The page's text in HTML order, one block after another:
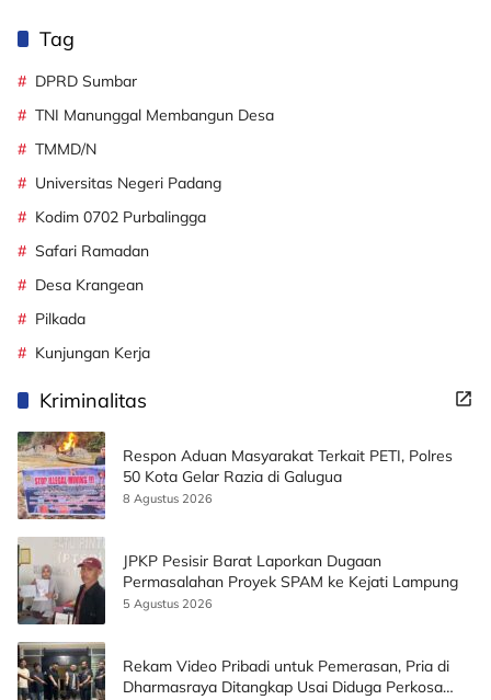
Tag
DPRD Sumbar
TNI Manunggal Membangun Desa
TMMD/N
Universitas Negeri Padang
Kodim 0702 Purbalingga
Safari Ramadan
Desa Krangean
Pilkada
Kunjungan Kerja
Kriminalitas
Respon Aduan Masyarakat Terkait PETI, Polres
50 Kota Gelar Razia di Galugua
8 Agustus 2026
JPKP Pesisir Barat Laporkan Dugaan
Permasalahan Proyek SPAM ke Kejati Lampung
5 Agustus 2026
Rekam Video Pribadi untuk Pemerasan, Pria di
Dharmasraya Ditangkap Usai Diduga Perkosa